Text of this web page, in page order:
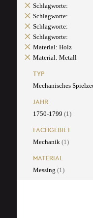
Schlagworte:
Schlagworte:
Schlagworte:
Schlagworte:
Material: Holz
Material: Metall
TYP
Mechanisches
JAHR
1750-1799 (1)
FACHGEBIET
Mechanik (1)
MATERIAL
Messing (1)